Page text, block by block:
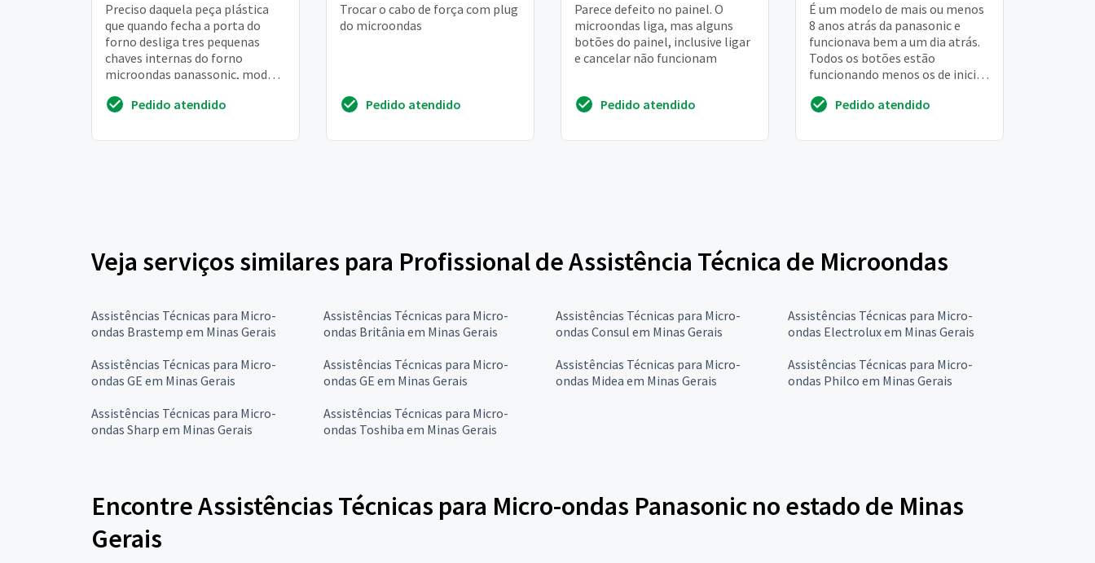
Preciso daquela peça plástica
que quando fecha a porta do
forno desliga tres pequenas
chaves internas do forno
microondas panassonic, modelo
uso Pedido atendido
Trocar o cabo de força com plug
do microondas
Pedido atendido
Parece defeito no painel. O
microondas liga, mas alguns
botões do painel, inclusive ligar
e cancelar não funcionam
Pedido atendido
É um modelo de mais ou menos
8 anos atrás da panasonic e
funcionava bem a um dia atrás.
Todos os botões estão
funcionando menos os de iniciar
certo se é pro...
Pedido atendido
Veja serviços similares para Profissional de Assistência Técnica de Microondas
Assistências Técnicas para Micro-
ondas Brastemp em Minas Gerais
Assistências Técnicas para Micro-
ondas Britânia em Minas Gerais
Assistências Técnicas para Micro-
ondas Consul em Minas Gerais
Assistências Técnicas para Micro-
ondas Electrolux em Minas Gerais
Assistências Técnicas para Micro-
ondas GE em Minas Gerais
Assistências Técnicas para Micro-
ondas GE em Minas Gerais
Assistências Técnicas para Micro-
ondas Midea em Minas Gerais
Assistências Técnicas para Micro-
ondas Philco em Minas Gerais
Assistências Técnicas para Micro-
ondas Sharp em Minas Gerais
Assistências Técnicas para Micro-
ondas Toshiba em Minas Gerais
Encontre Assistências Técnicas para Micro-ondas Panasonic no estado de Minas
Gerais